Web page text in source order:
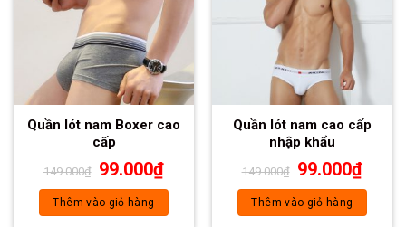
Quần lót nam Boxer cao
cấp
149.000₫ 99.000₫
Thêm vào giỏ hàng
Quần lót nam cao cấp
nhập khẩu
149.000₫ 99.000₫
Thêm vào giỏ hàng